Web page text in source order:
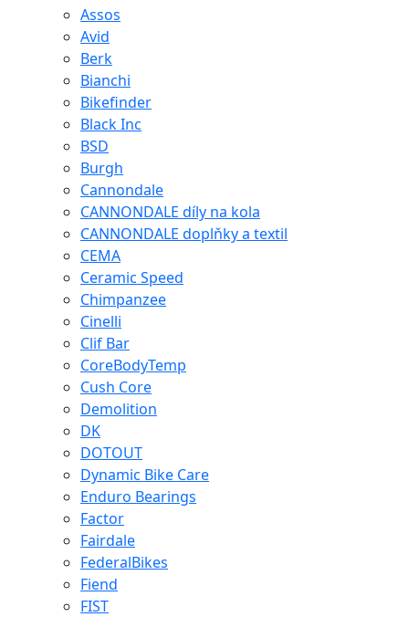
Assos
Avid
Berk
Bianchi
Bikefinder
Black Inc
BSD
Burgh
Cannondale
CANNONDALE díly na kola
CANNONDALE doplňky a textil
CEMA
Ceramic Speed
Chimpanzee
Cinelli
Clif Bar
CoreBodyTemp
Cush Core
Demolition
DK
DOTOUT
Dynamic Bike Care
Enduro Bearings
Factor
Fairdale
FederalBikes
Fiend
FIST